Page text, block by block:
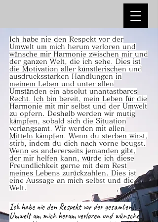
Ich habe nie den Respekt vor der
Umwelt um mich herum verloren und
wünsche mir Harmonie zwischen mir und
der ganzen Welt, die ich sehe. Dies ist
die Motivation aller künstlerischen und
ausdrucksstarken Handlungen in
meinem Leben und unter allen
Umständen ein absolut unantastbares
Recht. Ich bin bereit, mein Leben für die
Harmonie mit mir selbst und der Umwelt
zu opfern. Deshalb werden wir mutig
kämpfen, sobald sich die Situation
verlangsamt. Wir werden mit allen
Mitteln kämpfen. Wenn du sterben wirst,
stirb, indem du dich nach vorne beugst.
Wenn es andererseits jemanden gibt,
der mir helfen kann, würde ich diese
Freundlichkeit gerne mit dem Rest
meines Lebens zurückzahlen. Dies ist
eine Aussage an mich selbst und die
Welt.
Ich habe nie den Respekt vor der gesamten
Umwelt um mich herum verloren und wünsche